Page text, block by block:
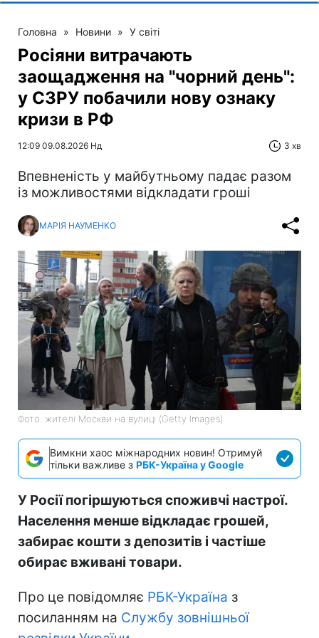
Головна » Новини » У світі
Росіяни витрачають
заощадження на "чорний день":
у СЗРУ побачили нову ознаку
кризи в РФ
12:09 09.08.2026 Нд 3 хв
Впевненість у майбутньому падає разом
із можливостями відкладати гроші
МАРІЯ НАУМЕНКО
Фото: жителі Москви на вулиці (Getty Images)
Вимкни хаос міжнародних новин! Отримуй
тільки важливе з РБК-Україна у Google
У Росії погіршуються споживчі настрої.
Населення менше відкладає грошей,
забирає кошти з депозитів і частіше
обирає вживані товари.
Про це повідомляє РБК-Україна з
посиланням на Службу зовнішньої